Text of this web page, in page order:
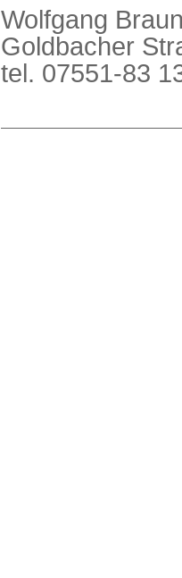
Wolfgang
Goldbacher
tel. 07551-83